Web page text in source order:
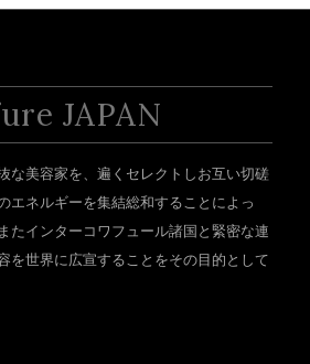
JAPAN
な美容家を、遍くセレクトしお互い切磋
エネルギーを集結総和することによっ
たインターコワフュール諸国と緊密な連
を世界に広宣することをその目的として